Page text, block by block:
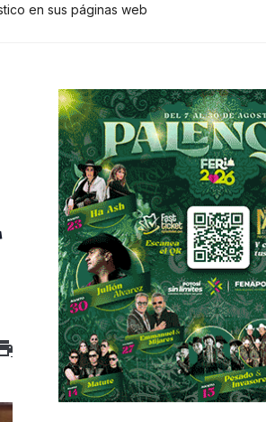
en sus páginas web